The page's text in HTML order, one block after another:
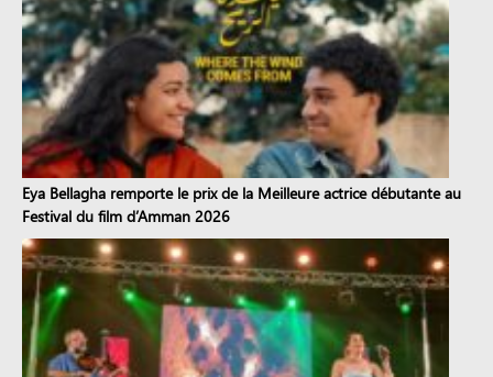
Eya Bellagha remporte le prix de la Meilleure actrice débutante au
Festival du film d’Amman 2026